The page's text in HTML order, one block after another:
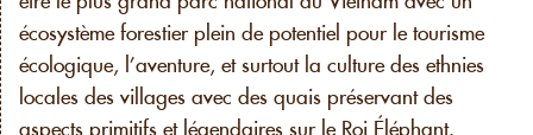
écosystème forestier plein de potentiel pour le tourisme
écologique, l’aventure, et surtout la culture des ethnies
locales des villages avec des quais préservant des
aspects primitifs et légendaires sur le Roi Éléphant.